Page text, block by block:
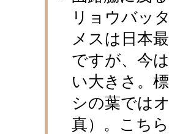
リョウバッ
メスは日本
ですが、今
い大きさ。
シの葉では
真）。こち